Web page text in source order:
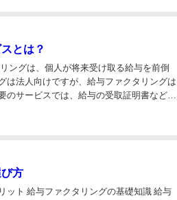
とは？
ングは、個人が将来受け取る給与を前倒
は法人向けですが、給与ファクタリングは
サービスでは、給与の受取証明書などが
方
ット 給与ファクタリングの基礎知識 給与